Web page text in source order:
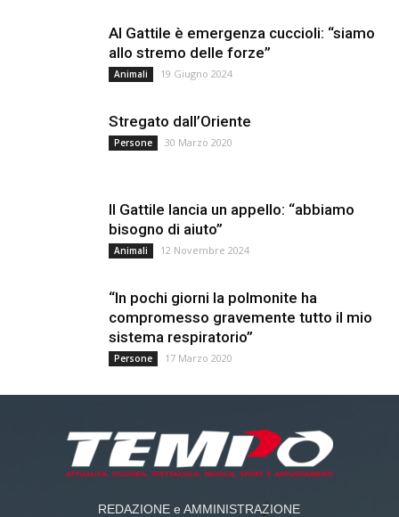
Al Gattile è emergenza cuccioli: “siamo
allo stremo delle forze”
Animali 19 Giugno 2024
Stregato dall’Oriente
Persone 30 Marzo 2020
Il Gattile lancia un appello: “abbiamo
bisogno di aiuto”
Animali 12 Novembre 2024
“In pochi giorni la polmonite ha
compromesso gravemente tutto il mio
sistema respiratorio”
Persone 17 Marzo 2020
REDAZIONE e AMMINISTRAZIONE